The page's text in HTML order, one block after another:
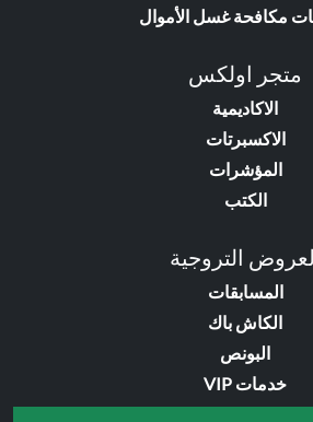
مكافحة غسل الأموال
متجر اولكس
الاكاديمية
الاكسبرتات
المؤشرات
الكتب
التروجية
المسابقات
الكاش باك
البونص
خدمات VIP